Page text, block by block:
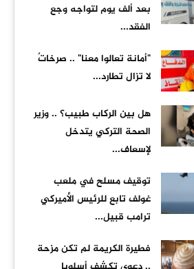
بعد ألف يوم لتواجه وجع
الفقد...
"أمانة تعالوا معنا" .. صرخاتٌ
لا تزال تطارد...
هل بين الركاب طبيب؟ .. وزير
الصحة التركي يتدخل
لإسعاف...
توقيف مسلح في ملعب
غولف تابع للرئيس الأميركي
ترامب قبيل...
فطيرة الكريمة لم تكن مزحة